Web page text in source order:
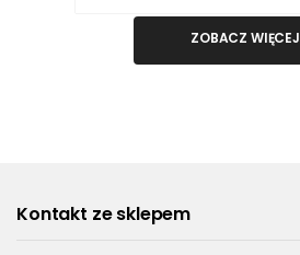
ZOBACZ WIĘCEJ
Kontakt ze sklepem